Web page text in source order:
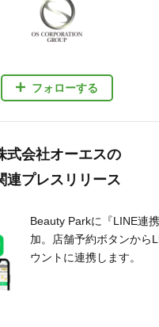
フォローする
式会社オーエスの
連プレスリリース
Beauty Parkに『LINE連
加。店舗予約ボタンから
ウントに連携します。